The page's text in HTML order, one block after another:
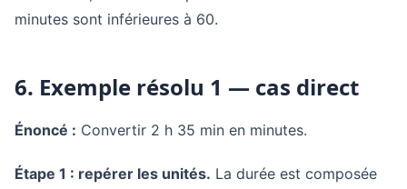
minutes sont inférieures à 60.
6. Exemple résolu 1 — cas direct
Énoncé : Convertir 2 h 35 min en minutes.
Étape 1 : repérer les unités. La durée est composée